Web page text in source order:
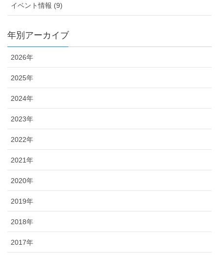
イベント情報 (9)
年別アーカイブ
2026年
2025年
2024年
2023年
2022年
2021年
2020年
2019年
2018年
2017年